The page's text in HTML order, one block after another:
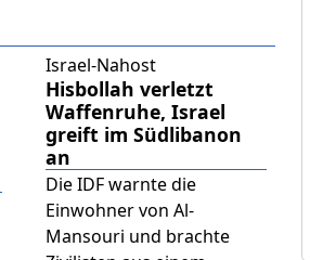
Israel-Nahost
Hisbollah verletzt
Waffenruhe, Israel
greift im Südlibanon
an
Die IDF warnte die
Einwohner von Al-
Mansouri und brachte